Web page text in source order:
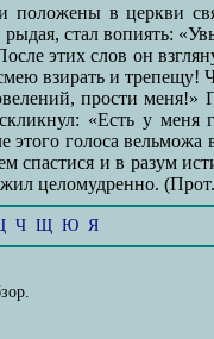
положены в церкви
стал вопиять:
этих слов он
взирать и трепещу!
прости меня!»
«Есть у
голоса вельможа
спастися и в разум
целомудренно.
Ч Щ Ю Я